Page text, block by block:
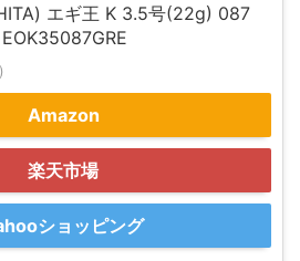
エギ王 K 3.5号(22g) 087
Amazon
楽天市場
ショッピング